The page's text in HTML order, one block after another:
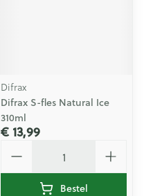
Difrax
Difrax S-fles Natural Ice
310ml
€ 13,99
Bestel